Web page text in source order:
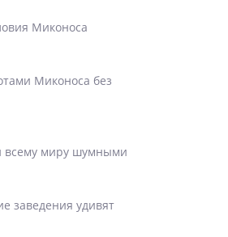
Миконоса
Миконоса без
всему миру шумными
заведения удивят